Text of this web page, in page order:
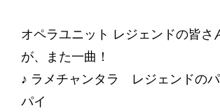
オペラユニット レジェンドの皆さ
が、また一曲！‬
♪ ラメチャンタラ レジェンドの
パイ